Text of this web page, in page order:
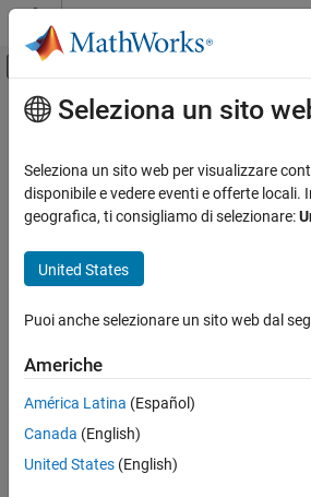
Vai al contenuto
Attiva/disattiva menu
Risorsa
Stato
Contenuto principale
Seleziona un sito
Seleziona un sito web per visualizzare
disponibile e vedere eventi e offerte locali.
geografica, ti consigliamo di selezionare:
United States
Puoi anche selezionare un sito web dal
Americhe
América Latina (Español)
Canada (English)
United States (English)